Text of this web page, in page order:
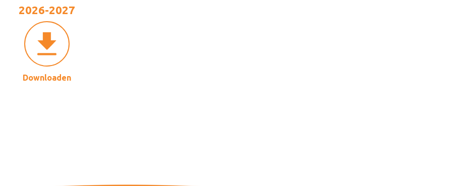
2026-2027
Downloaden